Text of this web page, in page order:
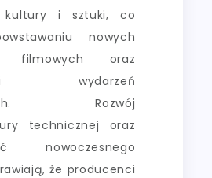
kultury i sztuki, co
nowych
filmowych oraz
wydarzeń
Rozwój
technicznej oraz
nowoczesnego
że producenci